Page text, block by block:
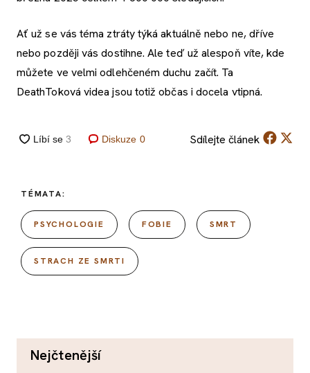
Ať už se vás téma ztráty týká aktuálně nebo ne, dříve
nebo později vás dostihne. Ale teď už alespoň víte, kde
můžete ve velmi odlehčeném duchu začít. Ta
DeathToková videa jsou totiž občas i docela vtipná.
Diskuze 0 Sdílejte článek
TÉMATA:
PSYCHOLOGIE FOBIE SMRT
STRACH ZE SMRTI
nejčtenější